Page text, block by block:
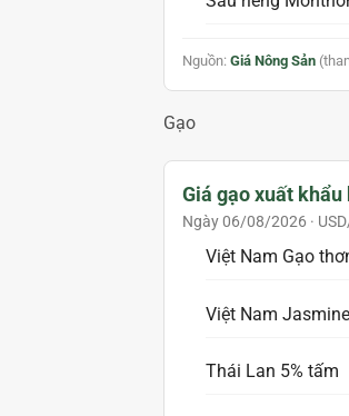
Nguồn: Giá Nông Sản
Gạo
Giá gạo xuất khẩu
Ngày 06/08/2026 ·
Việt Nam Gạo
Việt Nam Jasmine
Thái Lan 5% tấm